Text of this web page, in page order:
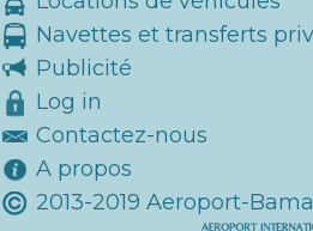
Navettes et transferts
Publicité
Log in
Contactez-nous
A propos
2013-2019 Aeroport-